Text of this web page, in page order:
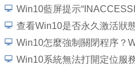
查看Win10是否永久激活狀
Win10怎麼強制關閉程序？
Win10系統無法打開定位服